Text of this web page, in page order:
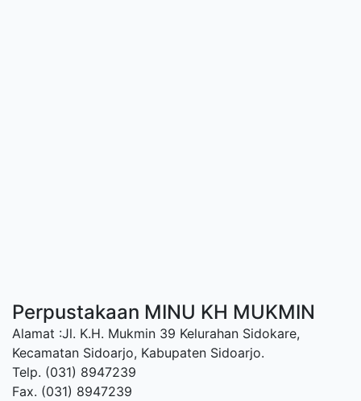
Perpustakaan MINU KH MUKMIN
Alamat :Jl. K.H. Mukmin 39 Kelurahan Sidokare,
Kecamatan Sidoarjo, Kabupaten Sidoarjo.
Telp. (031) 8947239
Fax. (031) 8947239